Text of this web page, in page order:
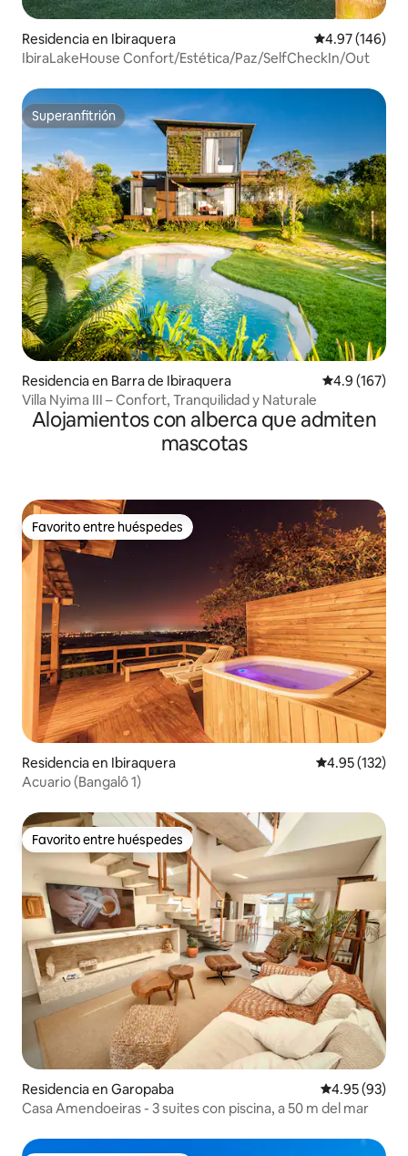
Residencia en Ibiraquera Calificación
4.97 (146)
IbiraLakeHouse Confort/Estética/Paz/SelfCheckIn/Out
Superanfitrión
Superanfitrión
Residencia en Barra de Ibiraquera Calificación
4.9 (167)
Villa Nyima III – Confort, Tranquilidad y Naturale
Alojamientos con alberca que admiten
mascotas
Favorito entre huéspedes
Favorito entre huéspedes
Residencia en Ibiraquera Calificación
4.95 (132)
Acuario (Bangalô 1)
Favorito entre huéspedes
Favorito entre huéspedes
Residencia en Garopaba Calificación
4.95 (93)
Casa Amendoeiras - 3 suites con piscina, a 50 m del mar